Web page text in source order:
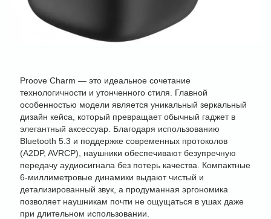
Proove Charm — это идеальное сочетание
технологичности и утонченного стиля. Главной
особенностью модели является уникальный зеркальный
дизайн кейса, который превращает обычный гаджет в
элегантный аксессуар. Благодаря использованию
Bluetooth 5.3 и поддержке современных протоколов
(A2DP, AVRCP), наушники обеспечивают безупречную
передачу аудиосигнала без потерь качества. Компактные
6-миллиметровые динамики выдают чистый и
детализированный звук, а продуманная эргономика
позволяет наушникам почти не ощущаться в ушах даже
при длительном использовании.